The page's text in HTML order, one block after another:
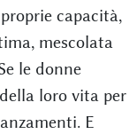
capacità,
mescolata
le donne
loro vita per
E